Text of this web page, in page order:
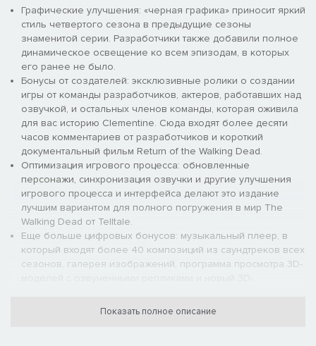
Графические улучшения: «черная графика» приносит яркий
стиль четвертого сезона в предыдущие сезоны
знаменитой серии. Разработчики также добавили полное
динамическое освещение ко всем эпизодам, в которых
его ранее не было.
Бонусы от создателей: эксклюзивные ролики о создании
игры от команды разработчиков, актеров, работавших над
озвучкой, и остальных членов команды, которая оживила
для вас историю Clementine. Сюда входят более десяти
часов комментариев от разработчиков и короткий
документальный фильм Return of the Walking Dead.
Оптимизация игрового процесса: обновленные
персонажи, синхронизация озвучки и другие улучшения
игрового процесса и интерфейса делают это издание
лучшим вариантом для полного погружения в мир The
Walking Dead от Telltale.
Еще больше цифровых бонусов: музыкальный плеер, в
который входят более 40 композиций из саундтреков всех
сезонов, галерея изображений, программа просмотра 3D-
и музыка из всех прошлых сезонов.
Показать полное описание